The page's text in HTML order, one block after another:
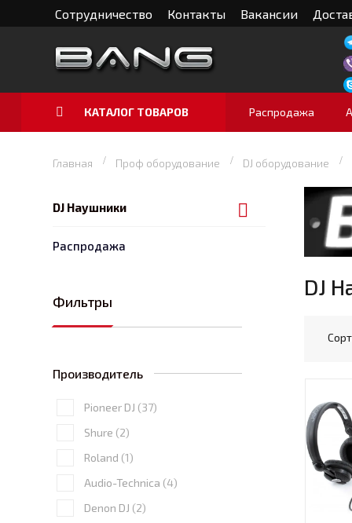
Сотрудничество Контакты Вакансии
КАТАЛОГ ТОВАРОВ Распродажа
Главная Проф оборудование DJ оборудование
DJ Наушники
Распродажа
Фильтры
Производитель
Pioneer DJ (37)
Shure (2)
Roland (1)
Audio-Technica (4)
Denon DJ (2)
DJ